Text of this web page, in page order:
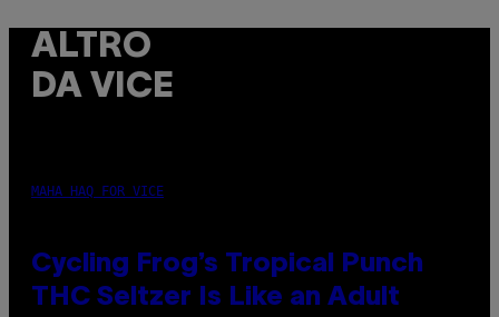
ALTRO
DA VICE
MAHA HAQ FOR VICE
Cycling Frog’s Tropical Punch
THC Seltzer Is Like an Adult